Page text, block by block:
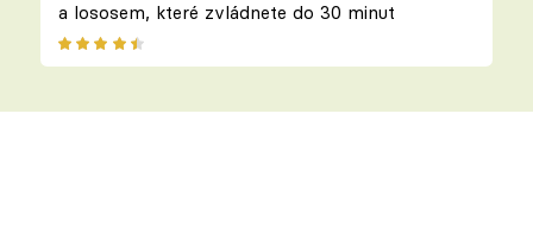
a lososem, které zvládnete do 30 minut